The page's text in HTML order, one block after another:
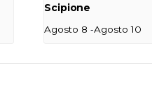
Scipione
Agosto 8 -Agosto 10